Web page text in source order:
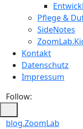
Pflege &
SideNotes
Kontakt
Datenschutz
Impressum
Follow:
blog.ZoomLab